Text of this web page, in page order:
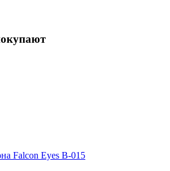
Falcon Eyes В-015